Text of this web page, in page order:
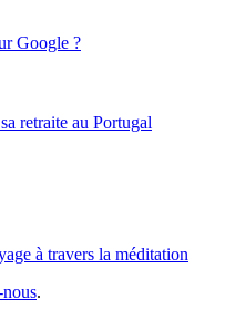
Google ?
retraite au Portugal
à travers la méditation
.